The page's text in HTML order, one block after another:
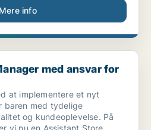
Mere info
ansvar for drift og te...
med ansvar for
at implementere et nyt
med tydelige
og kundeoplevelse. På